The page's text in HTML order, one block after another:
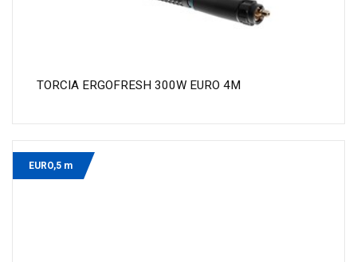
TORCIA ERGOFRESH 300W EURO 4M
EURO,5 m